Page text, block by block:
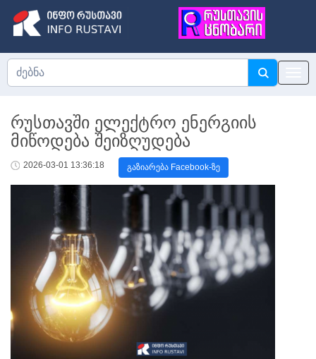
რუსთავში ელექტრო ენერგიის
მიწოდება შეიზღუდება
2026-03-01 13:36:18 გაზიარება Facebook-ზე